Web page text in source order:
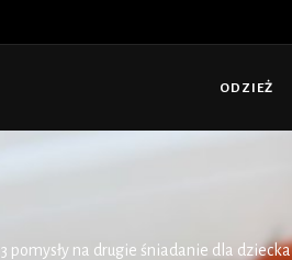
ODZIEŻ
3 pomysły na drugie śniadanie dla dziecka